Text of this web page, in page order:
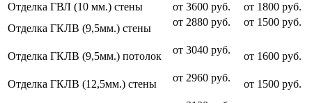
Отделка ГВЛ (10 мм.) стены
от 3600 руб.
от 1800 руб.
Отделка ГКЛВ (9,5мм.) стены
от 2880 руб. от 1500 руб.
Отделка ГКЛВ (9,5мм.) потолок
от 3040 руб.
от 1600 руб.
Отделка ГКЛВ (12,5мм.) стены
от 2960 руб.
от 1500 руб.